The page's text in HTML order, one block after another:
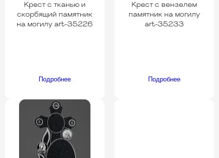
Крест с тканью и
скорбящий памятник
на могилу art-35226
Подробнее
Крест с вензелем
памятник на могилу
art-35233
Подробнее